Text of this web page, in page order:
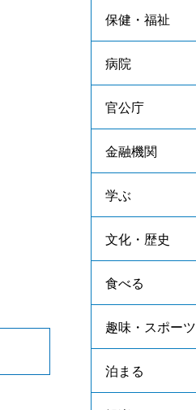
保健・福祉
病院
官公庁
金融機関
学ぶ
文化・歴史
食べる
趣味・スポーツ
泊まる